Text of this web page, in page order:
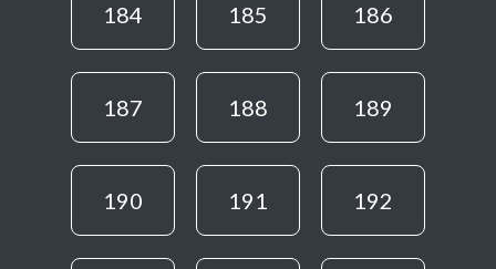
184 185 186
187 188 189
190 191 192